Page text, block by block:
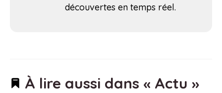
découvertes en temps réel.
À lire aussi dans « Actu »